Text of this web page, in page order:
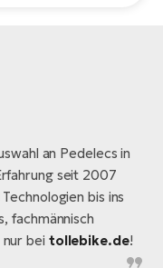
an Pedelecs in
seit 2007
bis ins
fachmännisch
bei tollebike.de!